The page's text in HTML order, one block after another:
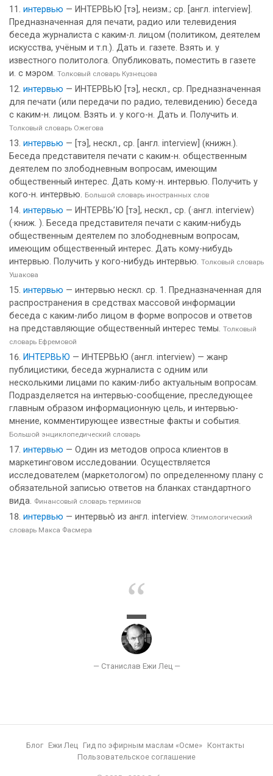
интервью — ИНТЕРВЬЮ [тэ], неизм.; ср. [англ. interview].
Предназначенная для печати, радио или телевидения
беседа журналиста с каким-л. лицом (политиком, деятелем
искусства, учёным и т.п.). Дать и. газете. Взять и. у
известного политолога. Опубликовать, поместить в газете
и. с мэром. Толковый словарь Кузнецова
интервью — ИНТЕРВЬЮ [тэ], нескл., ср. Предназначенная
для печати (или передачи по радио, телевидению) беседа
с каким-н. лицом. Взять и. у кого-н. Дать и. Получить и.
Толковый словарь Ожегова
интервью — [тэ], нескл., ср. [англ. interview] (книжн.).
Беседа представителя печати с каким-н. общественным
деятелем по злободневным вопросам, имеющим
общественный интерес. Дать кому-н. интервью. Получить у
кого-н. интервью. Большой словарь иностранных слов
интервью — ИНТЕРВЬ’Ю [тэ], нескл., ср. (·англ. interview)
(·книж. ). Беседа представителя печати с каким-нибудь
общественным деятелем по злободневным вопросам,
имеющим общественный интерес. Дать кому-нибудь
интервью. Получить у кого-нибудь интервью. Толковый словарь
Ушакова
интервью — интервью нескл. ср. 1. Предназначенная для
распространения в средствах массовой информации
беседа с каким-либо лицом в форме вопросов и ответов
на представляющие общественный интерес темы. Толковый
словарь Ефремовой
ИНТЕРВЬЮ — ИНТЕРВЬЮ (англ. interview) — жанр
публицистики, беседа журналиста с одним или
несколькими лицами по каким-либо актуальным вопросам.
Подразделяется на интервью-сообщение, преследующее
главным образом информационную цель, и интервью-
мнение, комментирующее известные факты и события.
Большой энциклопедический словарь
интервью — Один из методов опроса клиентов в
маркетинговом исследовании. Осуществляется
исследователем (маркетологом) по определенному плану с
обязательной записью ответов на бланках стандартного
вида. Финансовый словарь терминов
интервью — интервью́ из англ. interview. Этимологический
словарь Макса Фасмера
Блог Ежи Лец Гид по эфирным маслам «Осме»
Контакты
Пользовательское соглашение